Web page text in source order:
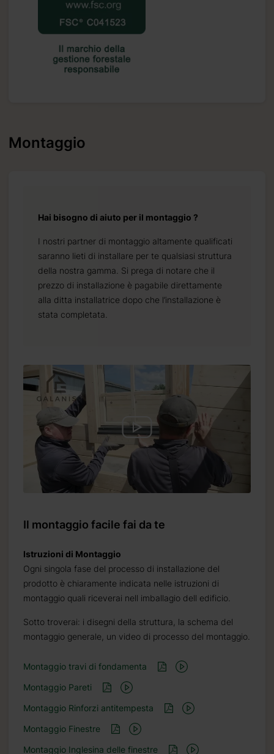
Montaggio
Hai bisogno di aiuto per il montaggio ?
I nostri partner di montaggio altamente qualificati
saranno lieti di installare per te qualsiasi struttura
della nostra gamma. Si prega di notare che il
prezzo di installazione è pagabile direttamente
alla ditta installatrice dopo che l’installazione è
stata completata.
Il montaggio facile fai da te
Istruzioni di Montaggio
Ogni singola fase del processo di installazione del
prodotto è chiaramente indicata nelle istruzioni di
montaggio quali riceverai nell imballagio dell edificio.
Sotto troverai: i disegni della struttura, la schema del
montaggio generale, un video di processo del montaggio.
Montaggio travi di fondamenta
Montaggio Pareti
Montaggio Rinforzi antitempesta
Montaggio Finestre
Montaggio Inglesina delle finestre